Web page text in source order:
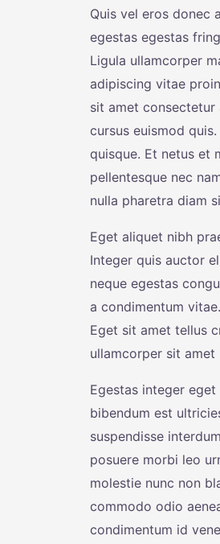
Quis vel eros donec
egestas egestas
Ligula ullamcorper
adipiscing vitae
sit amet consectetur
cursus euismod
quisque. Et netus et
pellentesque nec
nulla pharetra diam
Eget aliquet nibh
Integer quis auctor
neque egestas
a condimentum
Eget sit amet tellus
ullamcorper sit amet
Egestas integer
bibendum est
suspendisse
posuere morbi leo
molestie nunc non
commodo odio
condimentum id